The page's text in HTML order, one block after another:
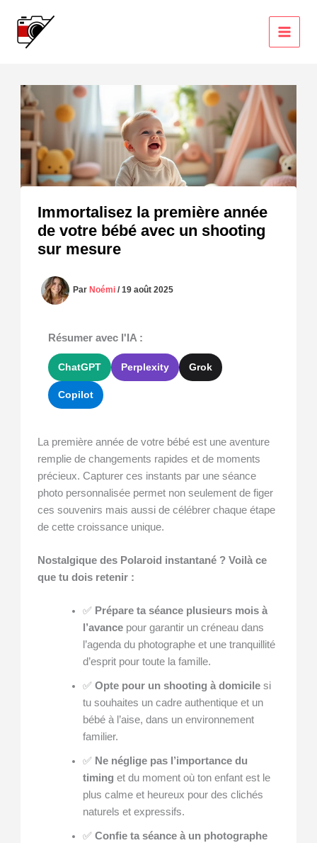
contenu
Immortalisez la première année
de votre bébé avec un shooting
sur mesure
ParNoémi/19 août 2025
Résumer avec l'IA :
ChatGPT Perplexity Grok
Copilot
La première année de votre bébé est une aventure
remplie de changements rapides et de moments
précieux. Capturer ces instants par une séance
photo personnalisée permet non seulement de figer
ces souvenirs mais aussi de célébrer chaque étape
de cette croissance unique.
Nostalgique des Polaroid instantané ? Voilà ce
que tu dois retenir :
✅ Prépare ta séance plusieurs mois à
l’avancepour garantir un créneau dans
l’agenda du photographe et une tranquillité
d’esprit pour toute la famille.
✅ Opte pour un shooting à domicilesi
tu souhaites un cadre authentique et un
bébé à l’aise, dans un environnement
familier.
✅ Ne néglige pas l’importance du
timing et du moment où ton enfant est le
plus calme et heureux pour des clichés
naturels et expressifs.
✅ Confie ta séance à un photographe